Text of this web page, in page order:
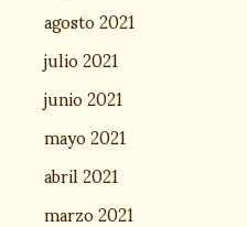
agosto 2021
julio 2021
junio 2021
mayo 2021
abril 2021
marzo 2021